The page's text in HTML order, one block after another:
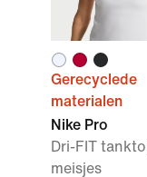
Gerecyclede
materialen
Nike Pro
Dri-FIT
meisjes